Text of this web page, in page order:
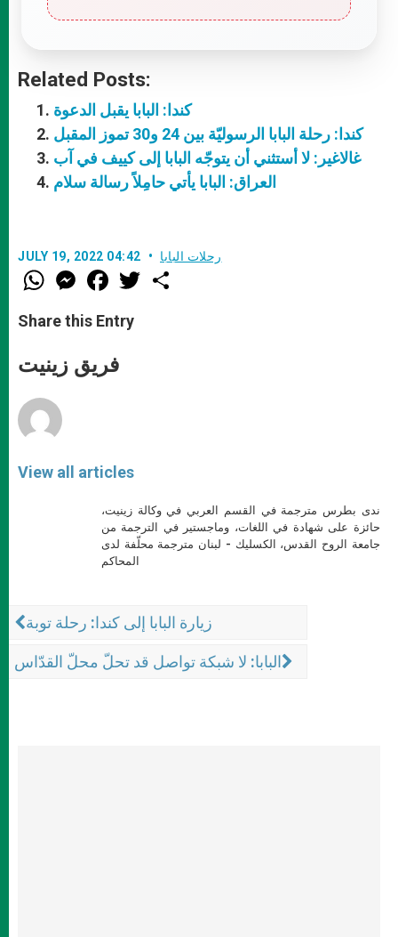
Related Posts:
كندا: البابا يقبل الدعوة
كندا: رحلة البابا الرسوليّة بين 24 و30 تموز المقبل
غالاغير: لا أستثني أن يتوجّه البابا إلى كييف في آب
العراق: البابا يأتي حامِلاً رسالة سلام
JULY 19, 2022 04:42 رحلات البابا
W
h
t
s
p
p
M
e
s
e
g
e
F
a
e
b
o
k
w
Share this Entry
فريق زينيت
View all articles
ندى بطرس مترجمة في القسم العربي في وكالة زينيت،
حائزة على شهادة في اللغات، وماجستير في الترجمة من
جامعة الروح القدس، الكسليك - لبنان مترجمة محلّفة لدى
المحاكم
زيارة البابا إلى كندا: رحلة توبة
البابا: لا شبكة تواصل قد تحلّ محلّ القدّاس